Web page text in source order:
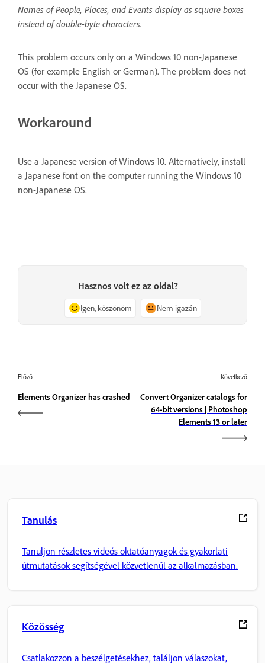
Names of People, Places, and Events display as square boxes
instead of double-byte characters.
This problem occurs only on a Windows 10 non-Japanese
OS (for example English or German). The problem does not
occur with the Japanese OS.
Workaround
Use a Japanese version of Windows 10. Alternatively, install
a Japanese font on the computer running the Windows 10
non-Japanese OS.
Hasznos volt ez az oldal?
Igen, köszönöm Nem igazán
Előző
Elements Organizer has crashed
Következő
Convert Organizer catalogs for
64-bit versions | Photoshop
Elements 13 or later
Tanulás
Tanuljon részletes videós oktatóanyagok és gyakorlati
útmutatások segítségével közvetlenül az alkalmazásban.
Közösség
Csatlakozzon a beszélgetésekhez, találjon válaszokat,